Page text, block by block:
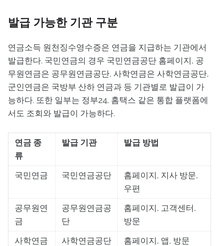
발급 가능한 기관 구분
연금소득 원천징수영수증은 연금을 지급하는 기관에서
발급한다. 국민연금의 경우 국민연금공단 홈페이지, 공
무원연금은 공무원연금공단, 사학연금은 사학연금공단,
군인연금은 국방부 산하 연금과 등 기관별로 발급이 가
능하다. 또한 일부는 정부24, 홈택스 같은 통합 플랫폼에
서도 조회와 발급이 가능하다.
연금 종
류
발급 기관 발급 방법
국민연금 국민연금공단
홈페이지, 지사 방문,
우편
공무원연
금
공무원연금공
단
홈페이지, 고객센터,
방문
사학연금
사학연금공단
홈페이지, 앱, 방문